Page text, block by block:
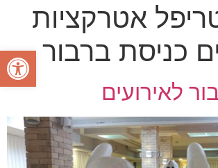
פתח
אטרקציות
כניסת ברבור
לאירועים